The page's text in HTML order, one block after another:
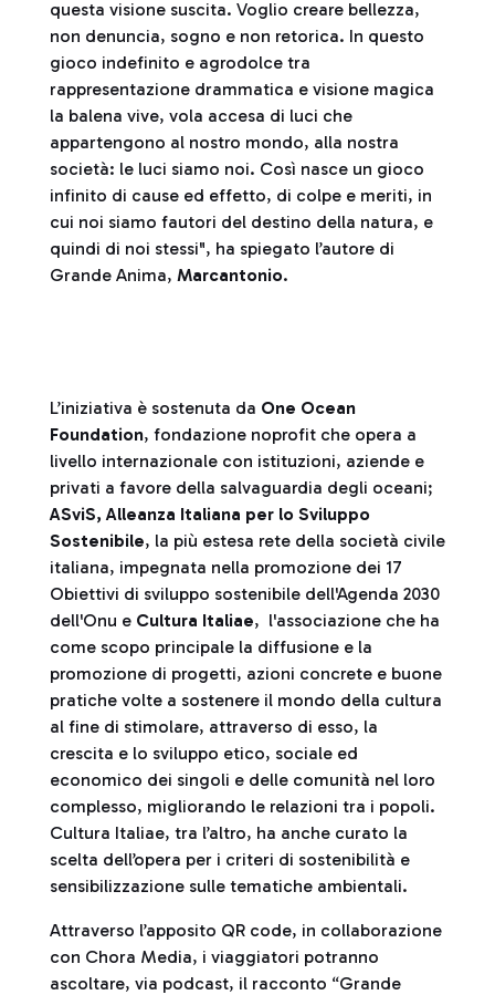
questa visione suscita. Voglio creare bellezza,
non denuncia, sogno e non retorica. In questo
gioco indefinito e agrodolce tra
rappresentazione drammatica e visione magica
la balena vive, vola accesa di luci che
appartengono al nostro mondo, alla nostra
società: le luci siamo noi. Così nasce un gioco
infinito di cause ed effetto, di colpe e meriti, in
cui noi siamo fautori del destino della natura, e
quindi di noi stessi", ha spiegato l’autore di
Grande Anima, Marcantonio.
L’iniziativa è sostenuta da One Ocean
Foundation, fondazione noprofit che opera a
livello internazionale con istituzioni, aziende e
privati a favore della salvaguardia degli oceani;
ASviS, Alleanza Italiana per lo Sviluppo
Sostenibile, la più estesa rete della società civile
italiana, impegnata nella promozione dei 17
Obiettivi di sviluppo sostenibile dell'Agenda 2030
dell'Onu e Cultura Italiae, l'associazione che ha
come scopo principale la diffusione e la
promozione di progetti, azioni concrete e buone
pratiche volte a sostenere il mondo della cultura
al fine di stimolare, attraverso di esso, la
crescita e lo sviluppo etico, sociale ed
economico dei singoli e delle comunità nel loro
complesso, migliorando le relazioni tra i popoli.
Cultura Italiae, tra l’altro, ha anche curato la
scelta dell’opera per i criteri di sostenibilità e
sensibilizzazione sulle tematiche ambientali.
Attraverso l’apposito QR code, in collaborazione
con Chora Media, i viaggiatori potranno
ascoltare, via podcast, il racconto “Grande